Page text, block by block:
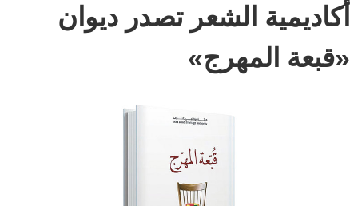
أكاديمية الشعر تصدر ديوان
«قبعة المهرج»